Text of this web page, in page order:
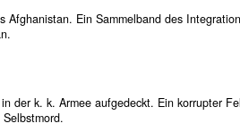
Ein Sammelband des
der k. k. Armee aufgedeckt. Ein korrupter